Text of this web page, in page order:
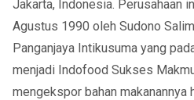
Jakarta, Indonesia. Perusahaan
Agustus 1990 oleh Sudono
Panganjaya Intikusuma yang
menjadi Indofood Sukses
mengekspor bahan makanannya